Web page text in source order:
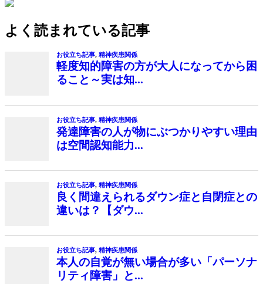
よく読まれている記事
お役立ち記事, 精神疾患関係
軽度知的障害の方が大人になってから困
ること～実は知...
お役立ち記事, 精神疾患関係
発達障害の人が物にぶつかりやすい理由
は空間認知能力...
お役立ち記事, 精神疾患関係
良く間違えられるダウン症と自閉症との
違いは？【ダウ...
お役立ち記事, 精神疾患関係
本人の自覚が無い場合が多い「パーソナ
リティ障害」と...